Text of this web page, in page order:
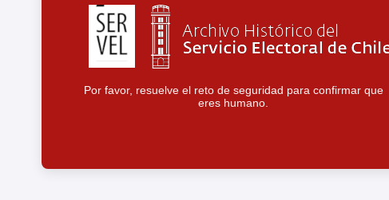
Por favor, resuelve el reto de seguridad para confirmar que
eres humano.